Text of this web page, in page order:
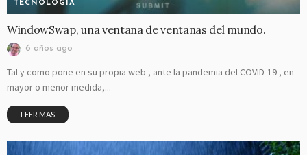
TECNOLOGÍA
WindowSwap, una ventana de ventanas del mundo.
6 años ago
Tal y como pone en su propia web , ante la pandemia del COVID-19 , en
mayor o menor medida,...
LEER MAS